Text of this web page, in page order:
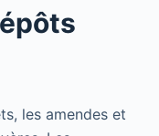
les amendes et